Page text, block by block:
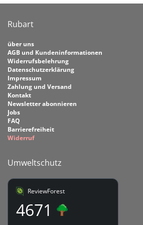
Rubart
über uns
AGB und Kundeninformationen
Widerrufsbelehrung
Datenschutzerklärung
Impressum
Zahlung und Versand
Kontakt
Newsletter abonnieren
Jobs
FAQ
Barrierefreiheit
Widerruf
Umweltschutz
ReviewForest
4671